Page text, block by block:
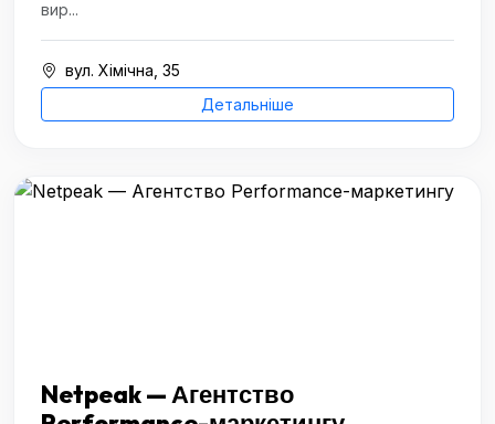
вир...
вул. Хімічна, 35
Детальніше
Netpeak — Агентство